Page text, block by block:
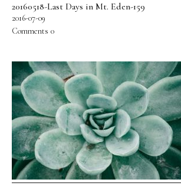
GUIDE
CONTACT
20160518-Last Days in Mt. Eden-159
2016-07-09
Comments 0